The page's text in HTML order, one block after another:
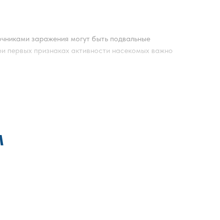
заражения могут быть подвальные
первых признаках активности насекомых важно
проводит осмотр помещения,
данных подбирается метод обработки и
коммуникации. Такой подход позволяет